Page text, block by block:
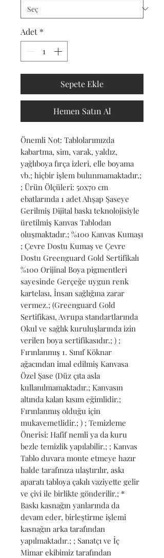
Adet *
Sepete Ekle
Hemen Satın Al
Önemli Not: Tablolarımızda
kabartma, sim, varak, yaldız,
yağlıboya fırça izleri, elle boyama
vb.; hiçbir işlem bulunmamaktadır.;
; Ürün Ölçüleri: 50x70 cm
ebatlarında 1 adet Ahşap Şaseye
Gerilmiş Dijital baskı teknolojisiyle
üretilmiş Kanvas Tablodan
oluşmaktadır.; %100 Kanvas Kumaşı
; Çevre Dostu Kumaş ve Çevre
Dostu Greenguard Gold Sertifikalı
%100 Orijinal Boya pigmentleri
sayesinde Gerçeğe uygun renk
kartelası, İnsan sağlığına zarar
vermez.; (Greenguard Gold
Sertifikası, Avrupa standartlarında
Okul ve sağlık kuruluşlarında izin
verilen boya sertifikasıdır.; ) ;
Fırınlanmış 1. Sınıf Köknar
ağacından imal edilmiş Kanvasa
Özel Şase (Düz çıta asla
kullanılmamaktadır.; Kanvasın
altında kalan kısım eğimlidir.;
Fırınlanmış olduğu için
mukavemetlidir.; ) ; Temizleme
Önerisi: Hafif nemli ya da kuru
bezle temizlik yapılabilir.; ; Kanvas
Tablo duvara monte etmeye hazır
halde tarafınıza ulaştırılır, askı
aparatı tabloya çakılı vaziyette gelir
ve çivi ile birlikte gönderilir.; *
Baskı kasnağın yanlarında da
devam eder, birleştirme işlemi
kasnağın arka tarafından
yapılmaktadır.; ; Sanatçı ve İç
Mimar ekibimiz tarafından